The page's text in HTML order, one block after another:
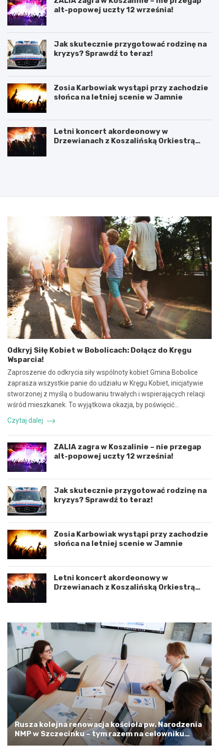
alt-popowej uczty 12 września!
Jak skutecznie przygotować rodzinę na
kryzys? Sprawdź to teraz!
Zosia Karbowiak wystąpi przy zachodzie
słońca na letniej scenie w Jamnie
Letni koncert akordeonowy w
Drzewianach z Koszalińską Orkiestrą
P
e
u
m
o
y
n
a
w
s
p
ó
ł
p
r
c
ę
i
k
o
o
r
d
y
n
a
c
j
ę
r
z
w
j
u
m
i
ę
z
y
W
o
e
d
z
w
5
2
5
:
N
e
b
e
z
p
i
e
c
z
n
z
d
a
r
z
e
n
i
e
d
r
o
g
o
w
p
o
K
o
s
z
a
i
n
e
m
a
l
o
s
Odkryj Siłę Kobiet w Bobolicach: Dołącz do Kręgu
Wsparcia!
Zaproszenie do odkrycia siły wspólnoty kobiet Gmina Bobolice
zaprasza wszystkie panie do udziału w Kręgu Kobiet, inicjatywie
stworzonej z myślą o budowaniu trwałych i wspierających relacji
wśród mieszkanek. To wyjątkowa okazja, by poświęcić…
Czytaj dalej
ZALIA zagra w Koszalinie – nie przegap
alt-popowej uczty 12 września!
Jak skutecznie przygotować rodzinę na
kryzys? Sprawdź to teraz!
Zosia Karbowiak wystąpi przy zachodzie
słońca na letniej scenie w Jamnie
Letni koncert akordeonowy w
Drzewianach z Koszalińską Orkiestrą
Rusza kolejna renowacja kościoła pw. Narodzenia
NMP w Szczecinku – tym razem na celowniku
zachodnia elewacja i główne wejście